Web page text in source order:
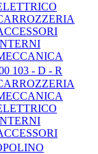
103 - D - R